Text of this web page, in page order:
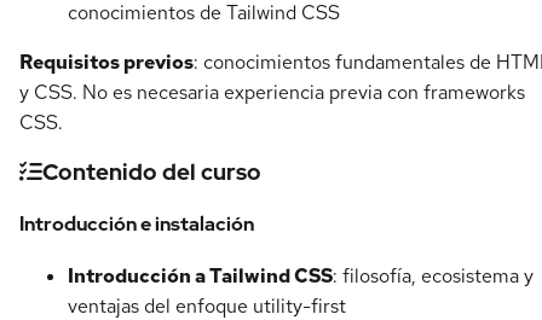
conocimientos de Tailwind CSS
Requisitos previos: conocimientos fundamentales de
y CSS. No es necesaria experiencia previa con frameworks
CSS.
Contenido del curso
Introducción e instalación
Introducción a Tailwind CSS: filosofía, ecosistema y
ventajas del enfoque utility-first